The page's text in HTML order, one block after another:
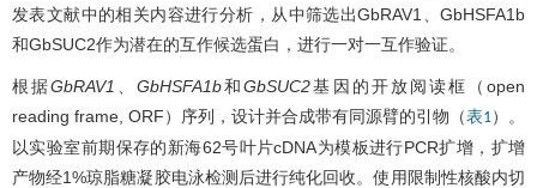
发表文献中的相关内容进行分析，从中筛选出GbRAV1、GbHSFA1b
和GbSUC2作为潜在的互作候选蛋白，进行一对一互作验证。
根据GbRAV1 、GbHSFA1b和GbSUC2基因的开放阅读框（open
reading frame, ORF）序列，设计并合成带有同源臂的引物（表1）。
以实验室前期保存的新海62号叶片cDNA为模板进行PCR扩增，扩增
产物经1%琼脂糖凝胶电泳检测后进行纯化回收。使用限制性核酸内切